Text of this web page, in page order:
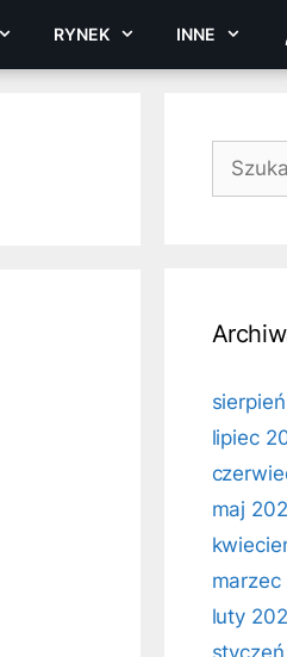
RYNEK INNE
Szukaj:
lipiec
maj
luty